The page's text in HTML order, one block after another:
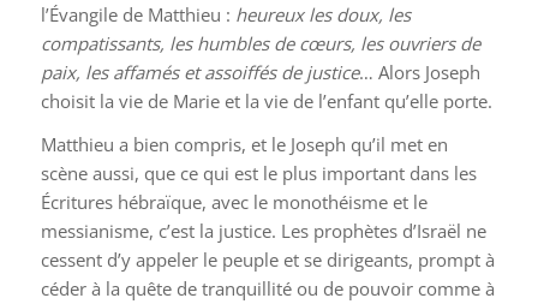
l’Évangile de Matthieu : heureux les doux, les
compatissants, les humbles de cœurs, les ouvriers de
paix, les affamés et assoiffés de justice… Alors Joseph
choisit la vie de Marie et la vie de l’enfant qu’elle porte.
Matthieu a bien compris, et le Joseph qu’il met en
scène aussi, que ce qui est le plus important dans les
Écritures hébraïque, avec le monothéisme et le
messianisme, c’est la justice. Les prophètes d’Israël ne
cessent d’y appeler le peuple et se dirigeants, prompt à
céder à la quête de tranquillité ou de pouvoir comme à